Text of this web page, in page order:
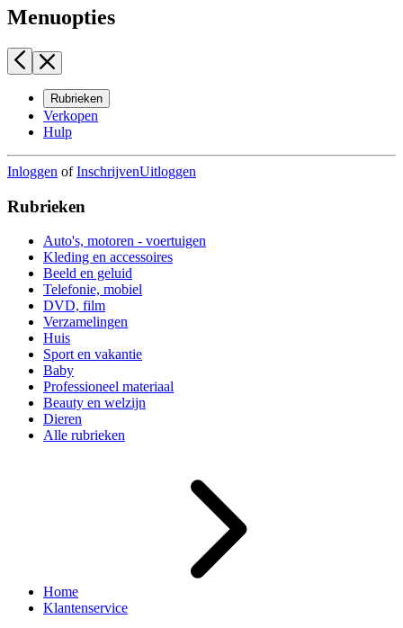
Menuopties
Rubrieken
Verkopen
Hulp
Inloggen ofInschrijvenUitloggen
Rubrieken
Auto's, motoren - voertuigen
Kleding en accessoires
Beeld en geluid
Telefonie, mobiel
DVD, film
Verzamelingen
Huis
Sport en vakantie
Baby
Professioneel materiaal
Beauty en welzijn
Dieren
Alle rubrieken
Home
Klantenservice